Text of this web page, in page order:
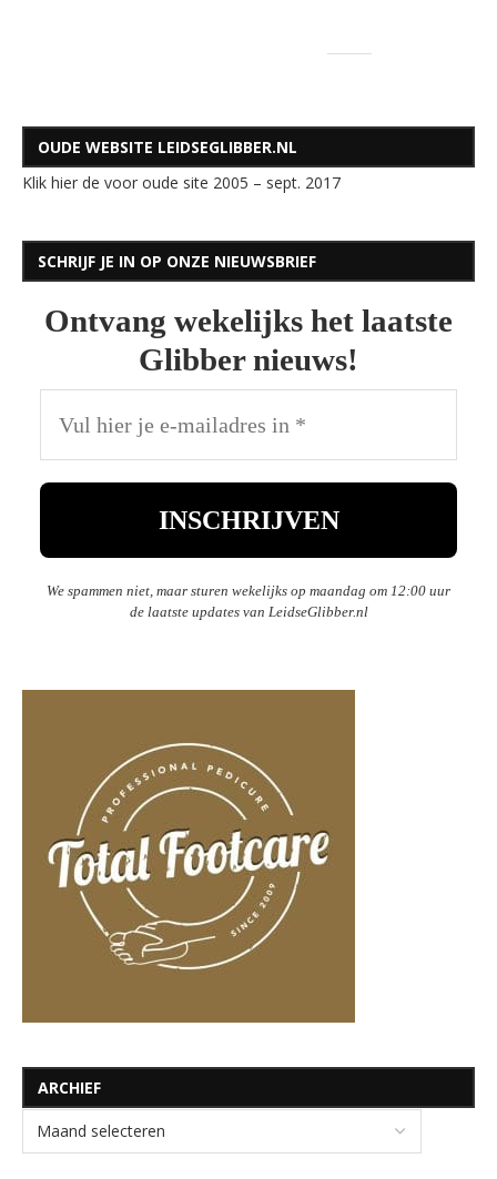
OUDE WEBSITE LEIDSEGLIBBER.NL
Klik hier de voor oude site 2005 – sept. 2017
SCHRIJF JE IN OP ONZE NIEUWSBRIEF
Ontvang wekelijks het laatste
Glibber nieuws!
We spammen niet, maar sturen wekelijks op maandag om 12:00 uur
de laatste updates van LeidseGlibber.nl
ARCHIEF